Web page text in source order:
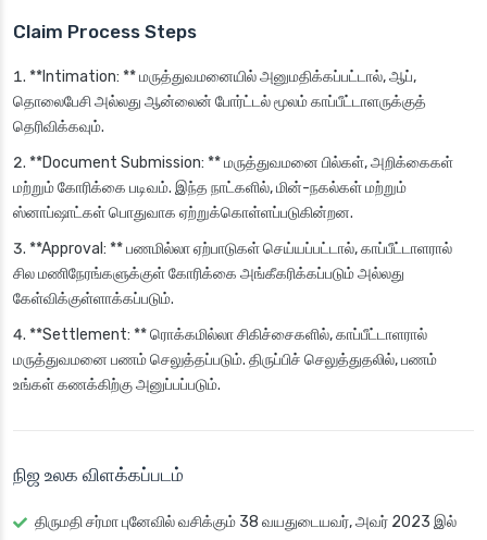
Claim Process Steps
**Intimation: ** மருத்துவமனையில் அனுமதிக்கப்பட்டால், ஆப்,
தொலைபேசி அல்லது ஆன்லைன் போர்ட்டல் மூலம் காப்பீட்டாளருக்குத்
தெரிவிக்கவும்.
**Document Submission: ** மருத்துவமனை பில்கள், அறிக்கைகள்
மற்றும் கோரிக்கை படிவம். இந்த நாட்களில், மின்-நகல்கள் மற்றும்
ஸ்னாப்ஷாட்கள் பொதுவாக ஏற்றுக்கொள்ளப்படுகின்றன.
**Approval: ** பணமில்லா ஏற்பாடுகள் செய்யப்பட்டால், காப்பீட்டாளரால்
சில மணிநேரங்களுக்குள் கோரிக்கை அங்கீகரிக்கப்படும் அல்லது
கேள்விக்குள்ளாக்கப்படும்.
**Settlement: ** ரொக்கமில்லா சிகிச்சைகளில், காப்பீட்டாளரால்
மருத்துவமனை பணம் செலுத்தப்படும். திருப்பிச் செலுத்துதலில், பணம்
உங்கள் கணக்கிற்கு அனுப்பப்படும்.
நிஜ உலக விளக்கப்படம்
திருமதி சர்மா புனேவில் வசிக்கும் 38 வயதுடையவர், அவர் 2023 இல்